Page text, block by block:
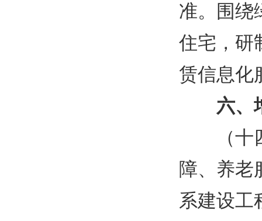
准。围绕
住宅，研
赁信息化
六、
（
障、养老
系建设工